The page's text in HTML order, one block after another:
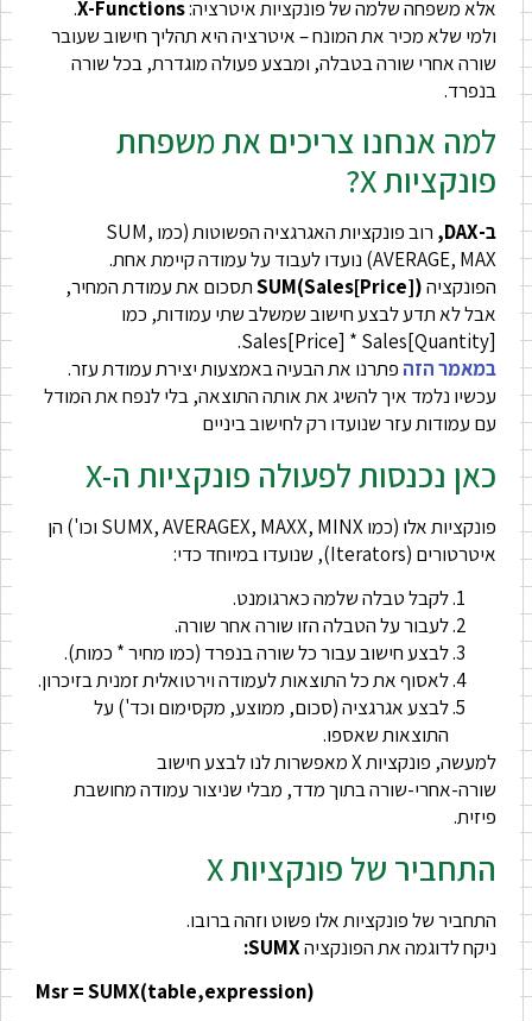
אלא משפחה שלמה של פונקציות איטרציה:X-Functions
.
ולמי שלא מכיר את המונח – איטרציה היא תהליך חישוב שעובר
שורה אחרי שורה בטבלה, ומבצע פעולה מוגדרת, בכל שורה
בנפרד.
למה אנחנו צריכים את משפחת
פונקציות X?
ב-DAX,
רוב פונקציות האגרגציה הפשוטות (כמו SUM,
AVERAGE, MAX) נועדו לעבוד על עמודה קיימת אחת.
הפונקציהSUM(Sales[Price])תסכום את עמודת המחיר,
אבל לא תדע לבצע חישוב שמשלב שתי עמודות, כמו
Sales[Price] * Sales[Quantity].
במאמר הזה פתרנו את הבעיה באמצעות יצירת עמודת עזר.
עכשיו נלמד איך להשיג את אותה התוצאה, בלי לנפח את המודל
עם עמודות עזר שנועדו רק לחישוב ביניים
כאן נכנסות לפעולה פונקציות ה-X
פונקציות אלו (כמו SUMX, AVERAGEX, MAXX, MINX וכו') הן
איטרטורים (Iterators), שנועדו במיוחד כדי:
לקבל טבלה שלמה כארגומנט.
לעבור על הטבלה הזו שורה אחר שורה.
לבצע חישוב עבור כל שורה בנפרד (כמו מחיר * כמות).
לאסוף את כל התוצאות לעמודה וירטואלית זמנית בזיכרון.
לבצע אגרגציה (סכום, ממוצע, מקסימום וכד') על
התוצאות שאספו.
למעשה, פונקציות X מאפשרות לנו לבצע חישוב
שורה-אחרי-שורה בתוך מדד, מבלי שניצור עמודה מחושבת
פיזית.
התחביר של פונקציות X
התחביר של פונקציות אלו פשוט וזהה ברובו.
ניקח לדוגמה את הפונקציהSUMX:
Msr = SUMX(table,expression)